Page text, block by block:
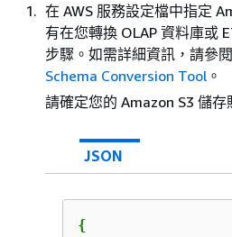
在 AWS 服務設定檔中指定
有在您轉換 OLAP 資料庫或
步驟。如需詳細資訊，請參閱
Schema Conversion Tool 。
請確定您的 Amazon S3 儲存
JSON
{